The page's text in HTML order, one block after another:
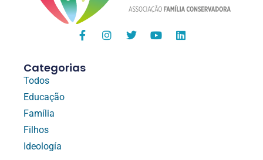
Categorias
Todos
Educação
Família
Filhos
Ideología